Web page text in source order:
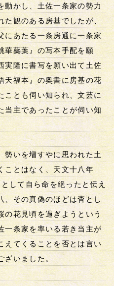
動かし、土佐一条家の勢力
た観のある房基でしたが、
にあたる一条房通に一条家
華蘂葉』の写本手配を願
実隆に書写を願い出て土佐
天福本』の奥書に房基の花
ことも伺い知られ、文芸に
当主であったことが伺い知
勢いを増すやに思われた土
ことはなく、天文十八年
して自ら命を絶ったと伝え
、その真偽のほどは杳とし
の花見頃を過ぎようという
一条家を率いる若き当主が
えてくることを否とは言い
ざいました。